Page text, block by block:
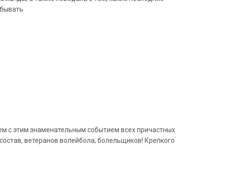
с этим знаменательным событием всех причастных
ветеранов волейбола, болельщиков! Крепкого